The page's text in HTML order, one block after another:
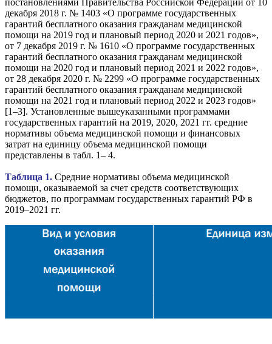
декабря 2018 г. № 1403 «О программе государственных
гарантий бесплатного оказания гражданам медицинской
помощи на 2019 год и плановый период 2020 и 2021 годов»,
от 7 декабря 2019 г. № 1610 «О программе государственных
гарантий бесплатного оказания гражданам медицинской
помощи на 2020 год и плановый период 2021 и 2022 годов»,
от 28 декабря 2020 г. № 2299 «О программе государственных
гарантий бесплатного оказания гражданам медицинской
помощи на 2021 год и плановый период 2022 и 2023 годов»
[1–3]. Установленные вышеуказанными программами
государственных гарантий на 2019, 2020, 2021 гг. средние
нормативы объема медицинской помощи и финансовых
затрат на единицу объема медицинской помощи
представлены в табл. 1– 4.
Таблица 1. Средние нормативы объема медицинской
помощи, оказываемой за счет средств соответствующих
бюджетов, по программам государственных гарантий РФ в
2019–2021 гг.